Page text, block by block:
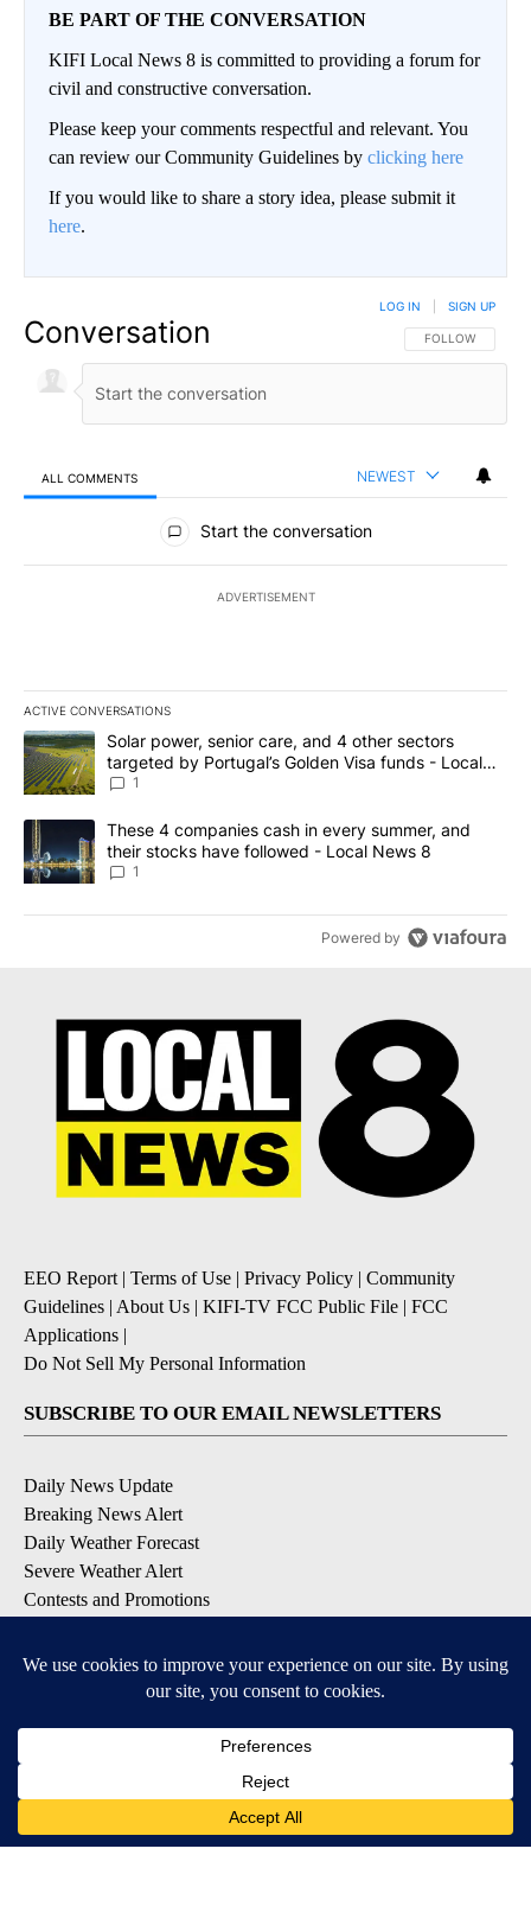
BE PART OF THE CONVERSATION
KIFI Local News 8 is committed to providing a forum for
civil and constructive conversation.
Please keep your comments respectful and relevant. You
can review our Community Guidelines by clicking here
If you would like to share a story idea, please submit it
here.
Conversation FOLLOW THIS
FOLLOW
LOG IN SIGN UP
ALL COMMENTS NEWEST
All Comments
Start the conversation
ADVERTISEMENT
ACTIVE CONVERSATIONS
The following is a list of the most commented articles in the last
A trending article titled "Solar power, senior care, and 4 other
Solar power, senior care, and 4 other sectors
targeted by Portugal’s Golden Visa funds - Local
News 8
1
A trending article titled "These 4 companies cash in every
These 4 companies cash in every summer, and
their stocks have followed - Local News 8
1
Powered by
EEO Report| Terms of Use | Privacy Policy | Community
Guidelines | About Us | KIFI-TV FCC Public File | FCC
Applications |
Do Not Sell My Personal Information
SUBSCRIBE TO OUR EMAIL NEWSLETTERS
Daily News Update
Breaking News Alert
Daily Weather Forecast
Severe Weather Alert
Contests and Promotions